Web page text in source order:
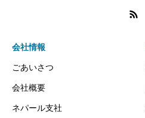
会社情報
ごあいさつ
会社概要
ネパール支社